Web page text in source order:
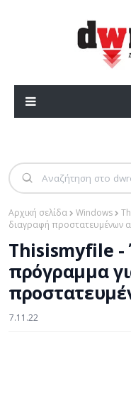
Αρχική σελίδα Windows
διαγραφή προστατευμένων
Thisismyfile -
πρόγραμμα
7.11.22